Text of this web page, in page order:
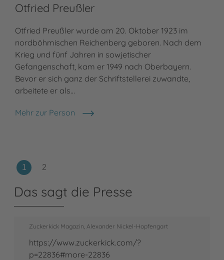
Otfried Preußler
Otfried Preußler wurde am 20. Oktober 1923 im
nordböhmischen Reichenberg geboren. Nach dem
Krieg und fünf Jahren in sowjetischer
Gefangenschaft, kam er 1949 nach Oberbayern.
Bevor er sich ganz der Schriftstellerei zuwandte,
arbeitete er als…
Mehr zur Person
Otfried Preußler
Das sagt die Presse
Zuckerkick Magazin, Alexander Nickel-Hopfengart
https://www.zuckerkick.com/?
p=22836#more-22836